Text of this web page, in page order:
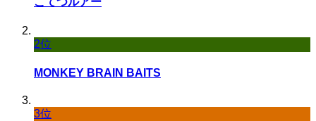
2位
MONKEY BRAIN BAITS
3位